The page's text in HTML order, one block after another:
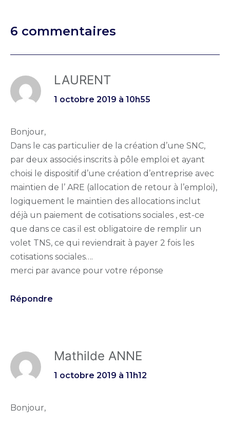
6 commentaires
LAURENT
1 octobre 2019 à 10h55
Bonjour,
Dans le cas particulier de la création d’une SNC,
par deux associés inscrits à pôle emploi et ayant
choisi le dispositif d’une création d’entreprise avec
maintien de l’ ARE (allocation de retour à l’emploi),
logiquement le maintien des allocations inclut
déjà un paiement de cotisations sociales , est-ce
que dans ce cas il est obligatoire de remplir un
volet TNS, ce qui reviendrait à payer 2 fois les
cotisations sociales….
merci par avance pour votre réponse
Répondre
Mathilde ANNE
1 octobre 2019 à 11h12
Bonjour,